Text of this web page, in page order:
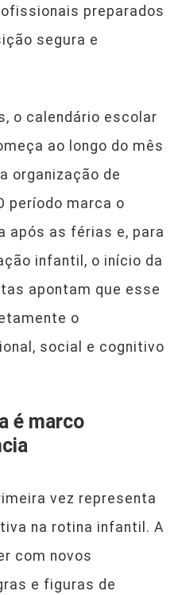
preparados
segura e
o calendário escolar
ao longo do mês
organização de
período marca o
após as férias e, para
infantil, o início da
apontam que esse
o
social e cognitivo
é marco
vez representa
na rotina infantil. A
com novos
e figuras de